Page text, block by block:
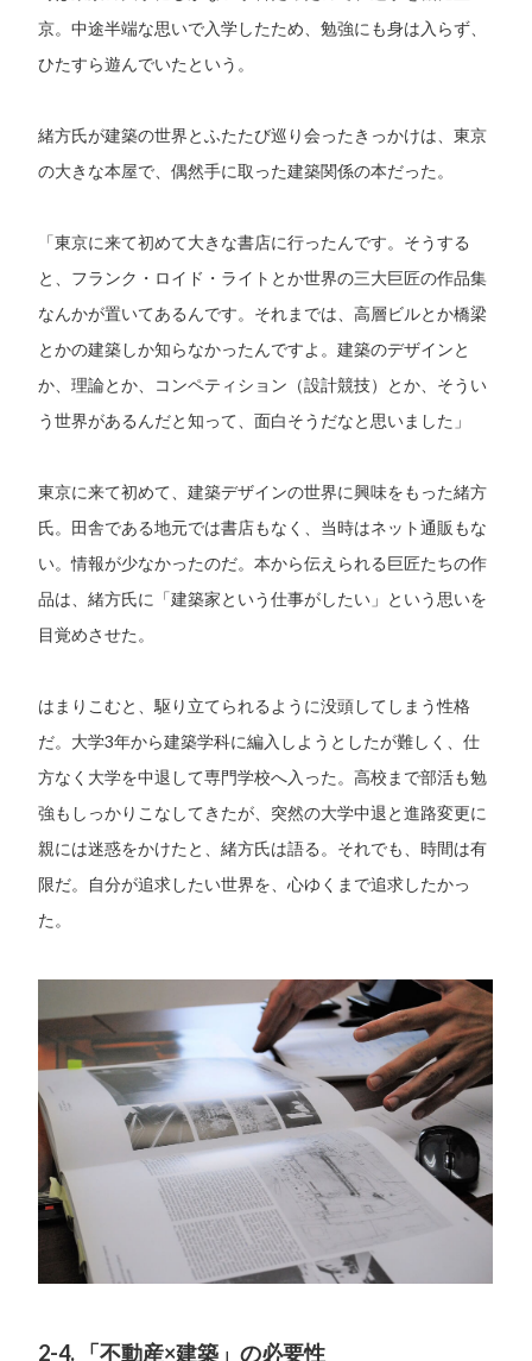
京。中途半端な思いで入学したため、勉強にも身は入らず、
ひたすら遊んでいたという。
緒方氏が建築の世界とふたたび巡り会ったきっかけは、東京
の大きな本屋で、偶然手に取った建築関係の本だった。
「東京に来て初めて大きな書店に行ったんです。そうする
と、フランク・ロイド・ライトとか世界の三大巨匠の作品集
なんかが置いてあるんです。それまでは、高層ビルとか橋梁
とかの建築しか知らなかったんですよ。建築のデザインと
か、理論とか、コンペティション（設計競技）とか、そうい
う世界があるんだと知って、面白そうだなと思いました」
東京に来て初めて、建築デザインの世界に興味をもった緒方
氏。田舎である地元では書店もなく、当時はネット通販もな
い。情報が少なかったのだ。本から伝えられる巨匠たちの作
品は、緒方氏に「建築家という仕事がしたい」という思いを
目覚めさせた。
はまりこむと、駆り立てられるように没頭してしまう性格
だ。大学3年から建築学科に編入しようとしたが難しく、仕
方なく大学を中退して専門学校へ入った。高校まで部活も勉
強もしっかりこなしてきたが、突然の大学中退と進路変更に
親には迷惑をかけたと、緒方氏は語る。それでも、時間は有
限だ。自分が追求したい世界を、心ゆくまで追求したかっ
た。
2-4. 「不動産×建築」の必要性